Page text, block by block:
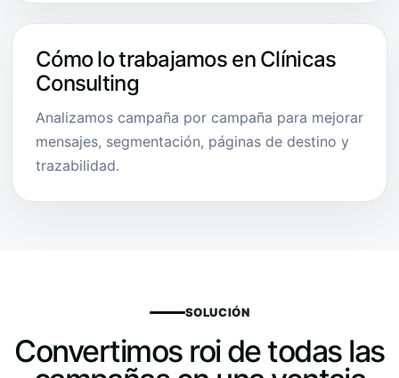
Cómo lo trabajamos en Clínicas
Consulting
Analizamos campaña por campaña para mejorar
mensajes, segmentación, páginas de destino y
trazabilidad.
SOLUCIÓN
Convertimos roi de todas las